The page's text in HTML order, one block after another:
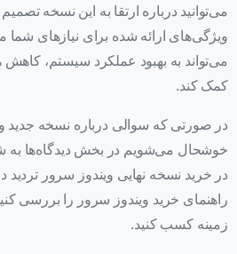
می‌توانید درباره ارتقا به این نسخه
ویژگی‌های ارائه شده برای نیازهای شما
می‌تواند به بهبود عملکرد سیستم، کاهش
کمک کند.
در صورتی که سوالی درباره نسخه جدید
خوشحال می‌شویم در بخش دیدگاه‌ها به
در خرید نسخه نهایی ویندوز سرور تردید
راهنمای خرید ویندوز سرور را بررسی
زمینه کسب کنید.